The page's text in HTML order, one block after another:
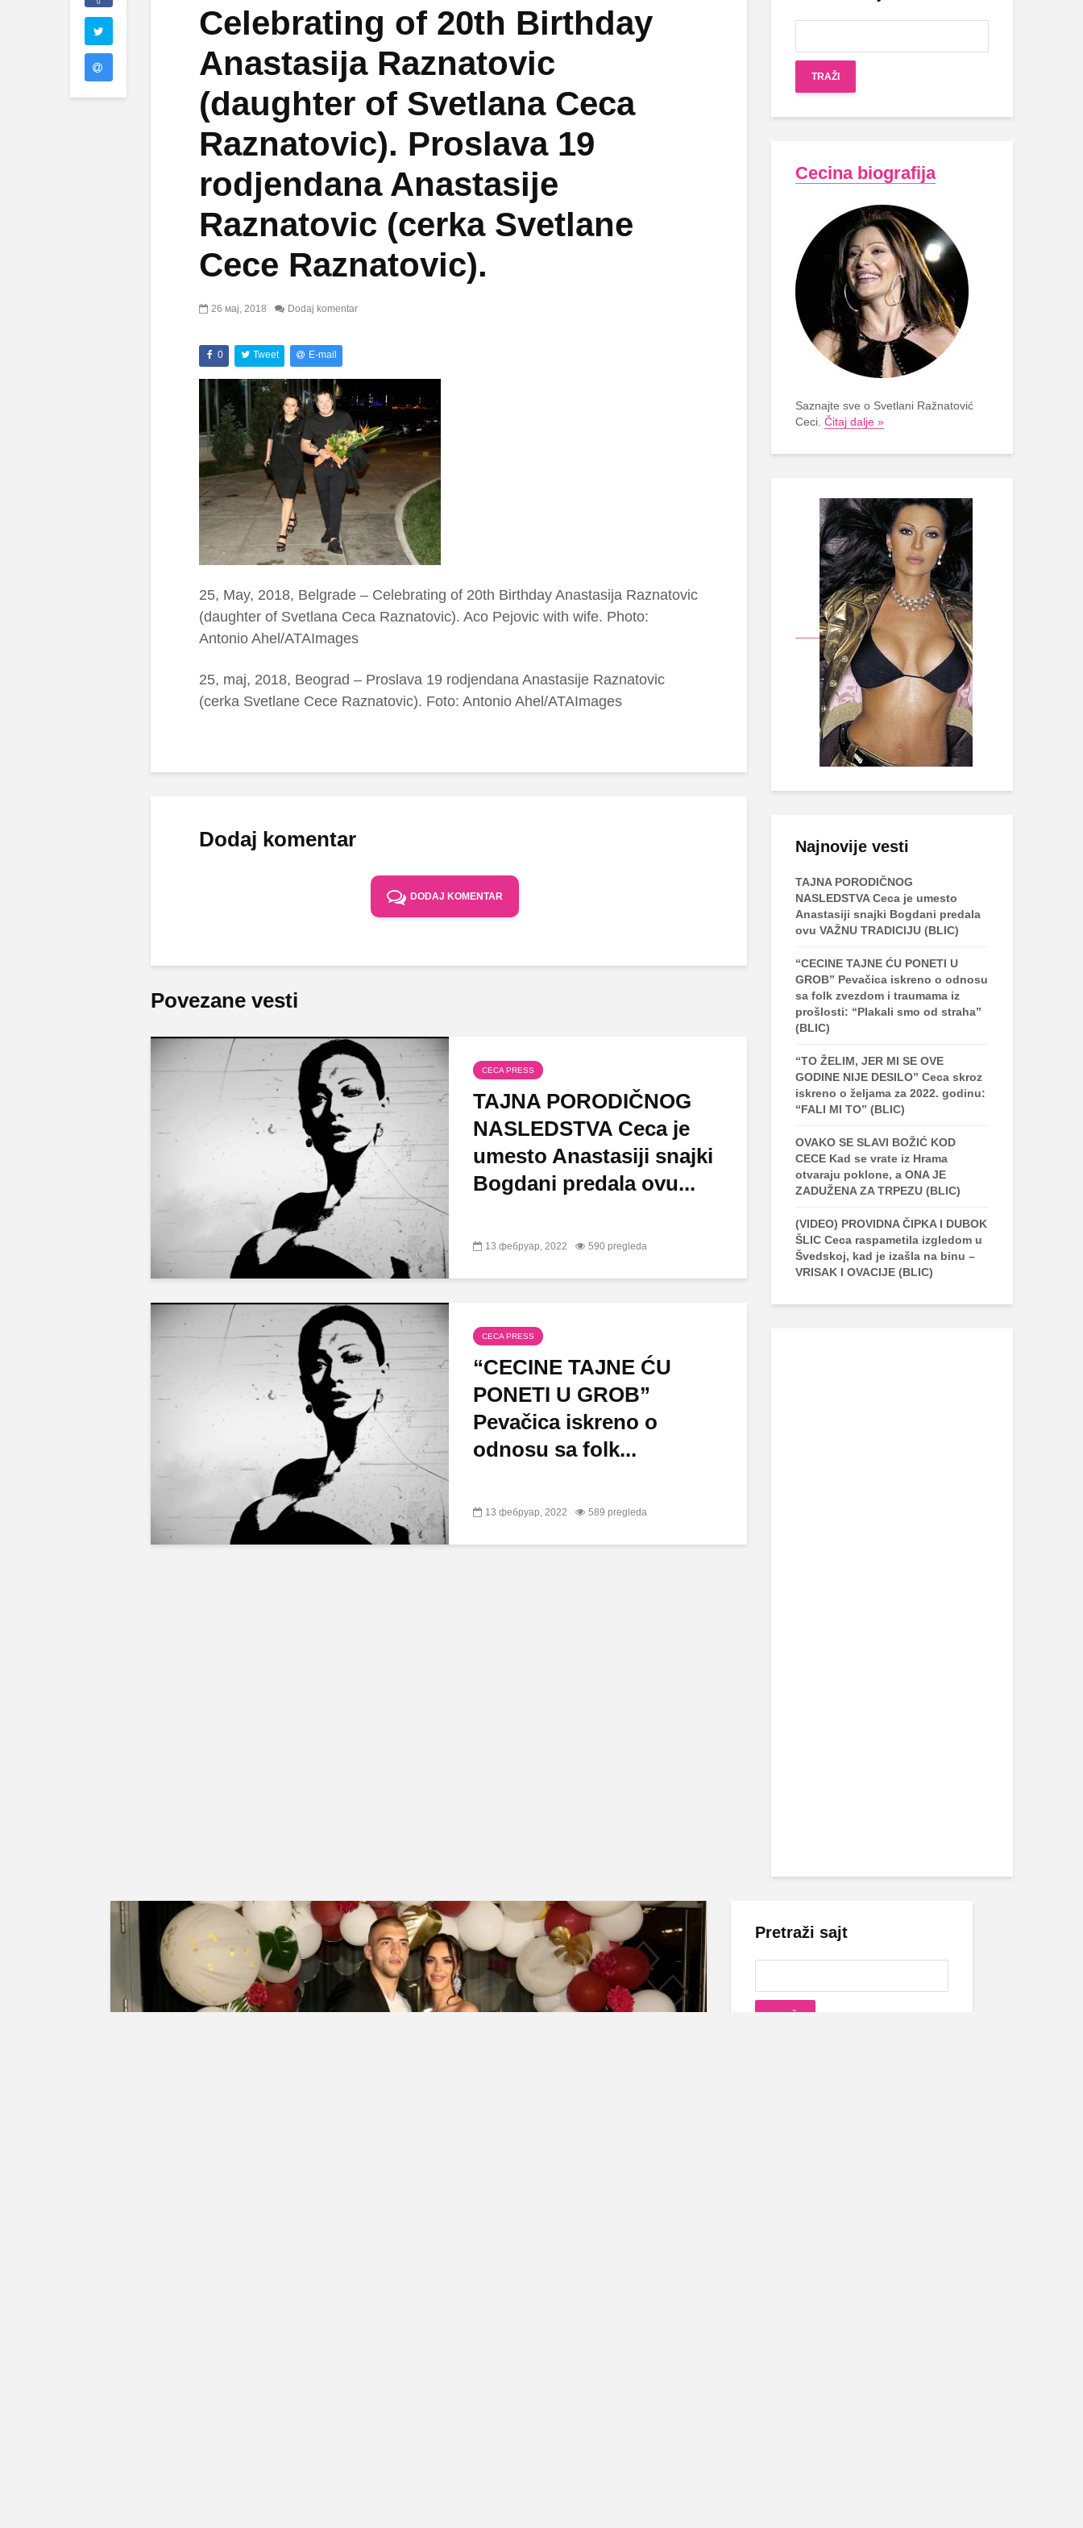
Celebrating of 20th Birthday
Anastasija Raznatovic
(daughter of Svetlana Ceca
Raznatovic). Proslava 19
rodjendana Anastasije
Raznatovic (cerka Svetlane
Cece Raznatovic).
26 мај, 2018 Dodaj komentar
0 Tweet E-mail
25, May, 2018, Belgrade – Celebrating of 20th Birthday Anastasija Raznatovic
(daughter of Svetlana Ceca Raznatovic). Aco Pejovic with wife. Photo:
Antonio Ahel/ATAImages
25, maj, 2018, Beograd – Proslava 19 rodjendana Anastasije Raznatovic
(cerka Svetlane Cece Raznatovic). Foto: Antonio Ahel/ATAImages
Dodaj komentar
DODAJ KOMENTAR
Povezane vesti
CECA PRESS
TAJNA PORODIČNOG
NASLEDSTVA Ceca je
umesto Anastasiji snajki
Bogdani predala ovu...
13 фебруар, 2022 590 pregleda
CECA PRESS
“CECINE TAJNE ĆU
PONETI U GROB”
Pevačica iskreno o
odnosu sa folk...
13 фебруар, 2022 589 pregleda
Cecina biografija
Saznajte sve o Svetlani Ražnatović
Ceci. Čitaj dalje »
Najnovije vesti
TAJNA PORODIČNOG
NASLEDSTVA Ceca je umesto
Anastasiji snajki Bogdani predala
ovu VAŽNU TRADICIJU (BLIC)
“CECINE TAJNE ĆU PONETI U
GROB” Pevačica iskreno o odnosu
sa folk zvezdom i traumama iz
prošlosti: “Plakali smo od straha”
(BLIC)
“TO ŽELIM, JER MI SE OVE
GODINE NIJE DESILO” Ceca skroz
iskreno o željama za 2022. godinu:
“FALI MI TO” (BLIC)
OVAKO SE SLAVI BOŽIĆ KOD
CECE Kad se vrate iz Hrama
otvaraju poklone, a ONA JE
ZADUŽENA ZA TRPEZU (BLIC)
(VIDEO) PROVIDNA ČIPKA I DUBOK
ŠLIC Ceca raspametila izgledom u
Švedskoj, kad je izašla na binu –
VRISAK I OVACIJE (BLIC)
Pretraži sajt